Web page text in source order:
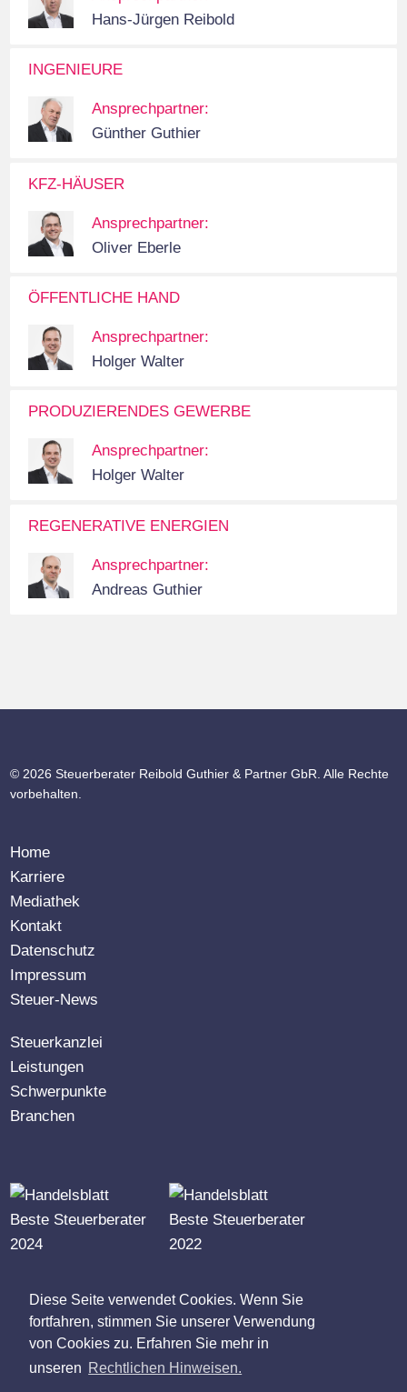
Diese Seite verwendet Cookies. Wenn Sie
fortfahren, stimmen Sie unserer Verwendung
von Cookies zu. Erfahren Sie mehr in
unseren Rechtlichen Hinweisen.
Hans-Jürgen Reibold
INGENIEURE
Ansprechpartner:
Günther Guthier
KFZ-HÄUSER
Ansprechpartner:
Oliver Eberle
ÖFFENTLICHE HAND
Ansprechpartner:
Holger Walter
PRODUZIERENDES GEWERBE
Ansprechpartner:
Holger Walter
REGENERATIVE ENERGIEN
Ansprechpartner:
Andreas Guthier
© 2026 Steuerberater Reibold Guthier & Partner GbR. Alle Rechte
vorbehalten.
Home
Karriere
Mediathek
Kontakt
Datenschutz
Impressum
Steuer-News
Steuerkanzlei
Leistungen
Schwerpunkte
Branchen
RUFEN SIE UNS AN
0 62 52 / 99 09-0
zentrale@reibold-guthier.de